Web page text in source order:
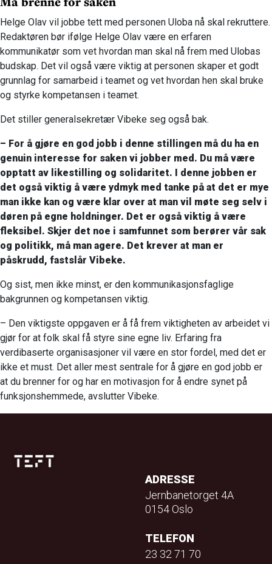
Helge Olav vil jobbe tett med personen Uloba nå skal rekruttere.
Redaktøren bør ifølge Helge Olav være en erfaren
kommunikatør som vet hvordan man skal nå frem med Ulobas
budskap. Det vil også være viktig at personen skaper et godt
grunnlag for samarbeid i teamet og vet hvordan hen skal bruke
og styrke kompetansen i teamet.
Det stiller generalsekretær Vibeke seg også bak.
– For å gjøre en god jobb i denne stillingen må du ha en
genuin interesse for saken vi jobber med. Du må være
opptatt av likestilling og solidaritet. I denne jobben er
det også viktig å være ydmyk med tanke på at det er mye
man ikke kan og være klar over at man vil møte seg selv i
døren på egne holdninger. Det er også viktig å være
fleksibel. Skjer det noe i samfunnet som berører vår sak
og politikk, må man agere. Det krever at man er
påskrudd, fastslår Vibeke.
Og sist, men ikke minst, er den kommunikasjonsfaglige
bakgrunnen og kompetansen viktig.
– Den viktigste oppgaven er å få frem viktigheten av arbeidet vi
gjør for at folk skal få styre sine egne liv. Erfaring fra
verdibaserte organisasjoner vil være en stor fordel, med det er
ikke et must. Det aller mest sentrale for å gjøre en god jobb er
at du brenner for og har en motivasjon for å endre synet på
funksjonshemmede, avslutter Vibeke.
ADRESSE
Jernbanetorget 4A
0154 Oslo
TELEFON
23 32 71 70